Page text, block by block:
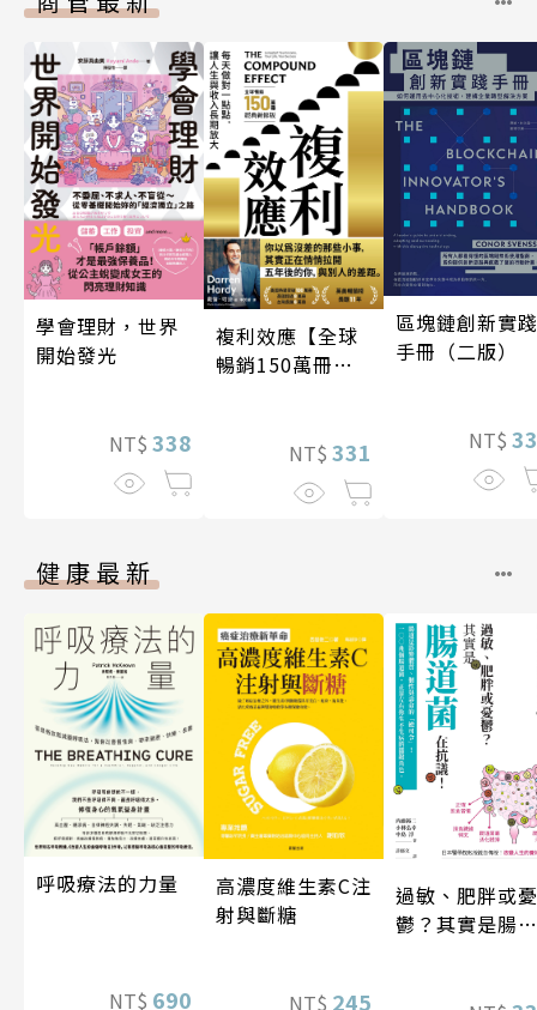
學會理財，世界
開始發光
NT$ 338
複利效應【全球
暢銷150萬冊・
NT$ 331
區塊鏈創新實踐
手冊（二版）
NT$
健康最新
呼吸療法的力量
NT$ 690
高濃度維生素C注
射與斷糖
NT$ 245
過敏、肥胖或憂
鬱？其實是腸道